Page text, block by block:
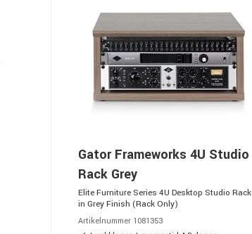
Gator Frameworks 4U Studio
Rack Grey
Elite Furniture Series 4U Desktop Studio Rack
in Grey Finish (Rack Only)
Artikelnummer 1081353